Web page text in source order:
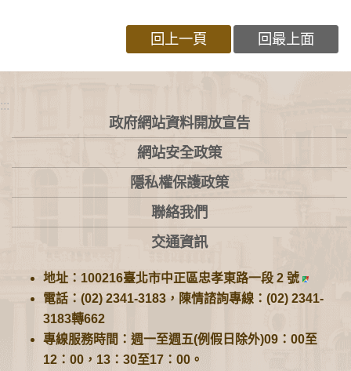
回上一頁 回最上面
:::
政府網站資料開放宣告
網站安全政策
隱私權保護政策
聯絡我們
交通資訊
地址：100216臺北市中正區忠孝東路一段 2 號
電話：(02) 2341-3183，陳情諮詢專線：(02) 2341-
3183轉662
專線服務時間：週一至週五(例假日除外)09：00至
12：00，13：30至17：00。